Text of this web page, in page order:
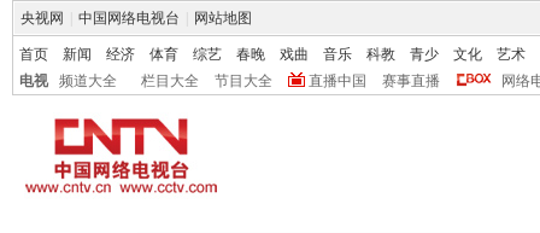
央视网 中国网络电视台 网站地图
首页 新闻 经济 体育 综艺 春晚 戏曲 音乐 科教 青少 文化
艺术
电视
频道大全 栏目大全 节目大全 直播中国 赛事直播 网络